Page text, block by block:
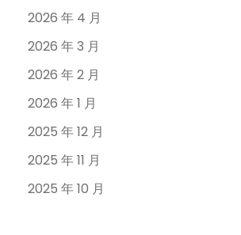
2026 年 4 月
2026 年 3 月
2026 年 2 月
2026 年 1 月
2025 年 12 月
2025 年 11 月
2025 年 10 月